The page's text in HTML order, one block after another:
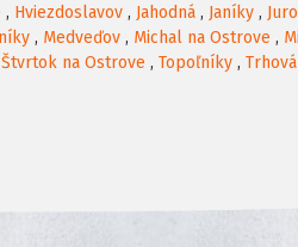
, Hviezdoslavov , Jahodná , Janíky ,
, Medveďov , Michal na Ostrove ,
Štvrtok na Ostrove , Topoľníky ,